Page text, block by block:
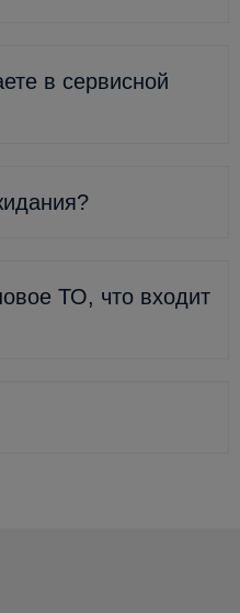
в сервисной
ТО, что входит